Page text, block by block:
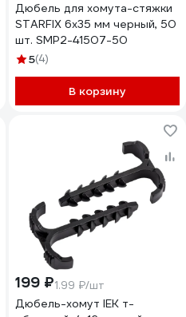
Дюбель для хомута-стяжки
STARFIX 6x35 мм черный, 50
шт. SMP2-41507-50
5(4)
В корзину
199 ₽1.99 ₽/шт
Дюбель-хомут IEK т-